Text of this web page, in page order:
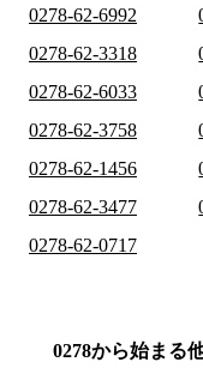
0278-62-6992
0278-62-3318
0278-62-6033
0278-62-3758
0278-62-1456
0278-62-3477
0278-62-0717
0278から始まる